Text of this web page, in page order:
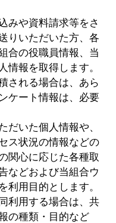
みや資料請求等をさ
りいただいた方、各
合の役職員情報、当
情報を取得します。
される場合は、あら
ケート情報は、必要
いた個人情報や、
ス状況の情報などの
関心に応じた各種取
などおよび当組合ウ
利用目的とします。
利用する場合は、共
の種類・目的など